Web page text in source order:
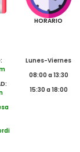
HORARIO
Lunes-Viernes
08:00 a 13:30
15:30 a 18:00